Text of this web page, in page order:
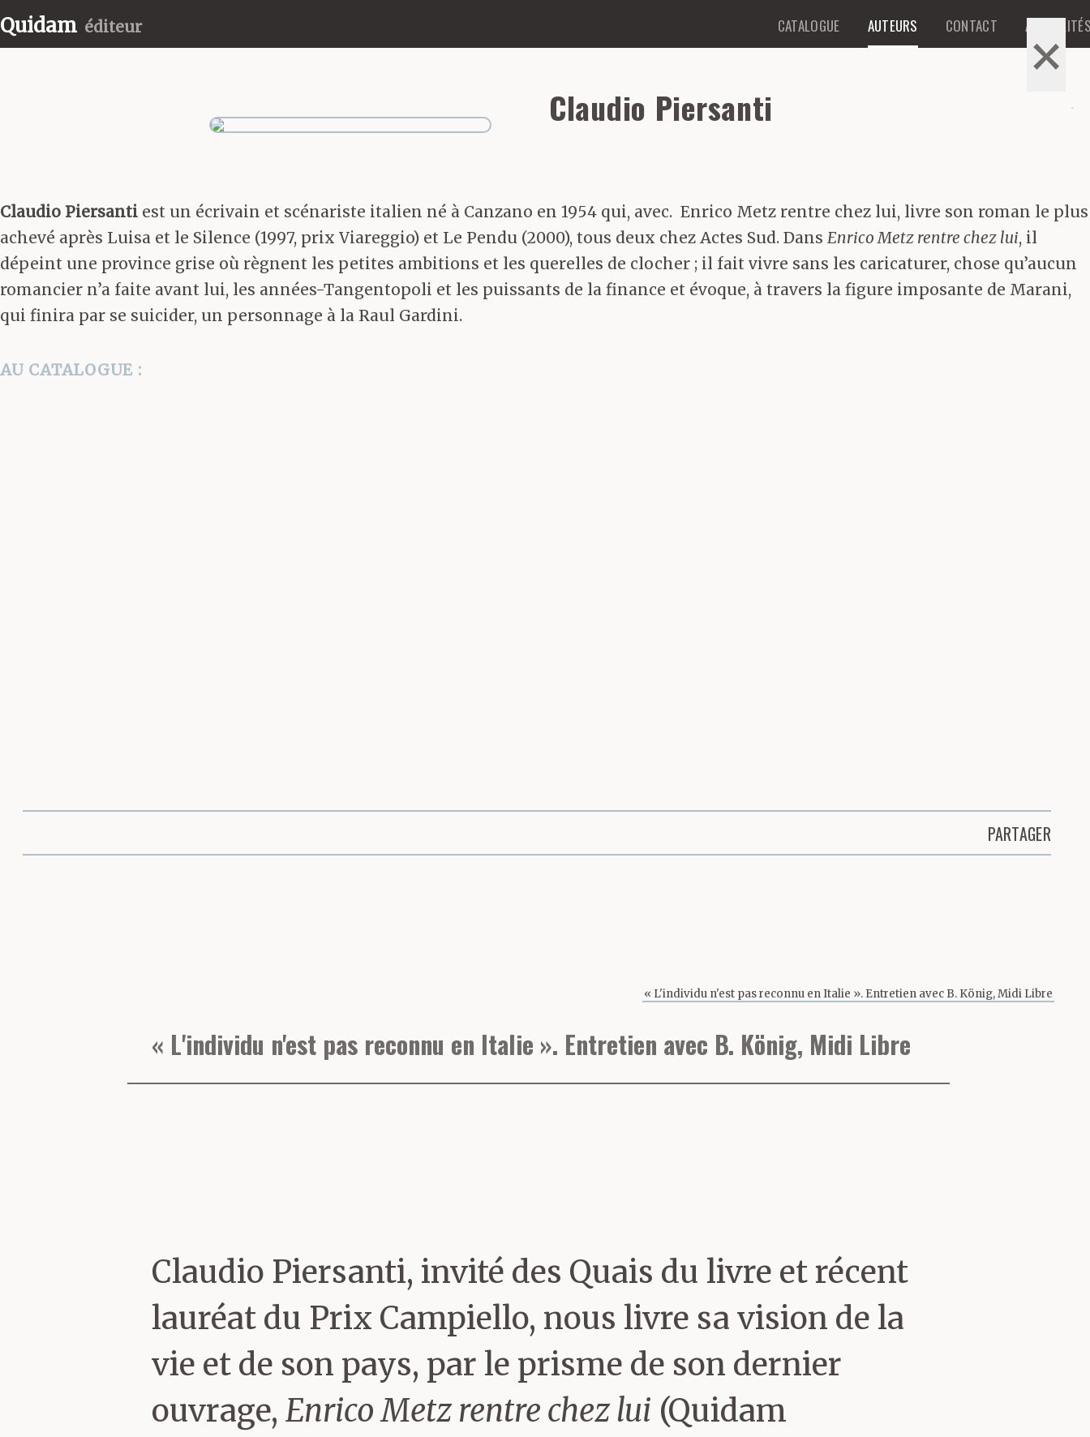
Quidam éditeur CATALOGUE AUTEURS CONTACT
Claudio Piersanti
Claudio Piersanti est un écrivain et scénariste italien né à Canzano en 1954 qui, avec. Enrico Metz rentre chez lui, livre son roman le plus
achevé après Luisa et le Silence (1997, prix Viareggio) et Le Pendu (2000), tous deux chez Actes Sud. Dans Enrico Metz rentre chez lui, il
dépeint une province grise où règnent les petites ambitions et les querelles de clocher ; il fait vivre sans les caricaturer, chose qu’aucun
romancier n’a faite avant lui, les années-Tangentopoli et les puissants de la finance et évoque, à travers la figure imposante de Marani,
qui finira par se suicider, un personnage à la Raul Gardini.
AU CATALOGUE :
PARTAGER
« L'individu n'est pas reconnu en Italie ». Entretien avec B. König, Midi Libre
×
« L'individu n'est pas reconnu en Italie ». Entretien avec B. König, Midi Libre
Claudio Piersanti, invité des Quais du livre et récent
lauréat du Prix Campiello, nous livre sa vision de la
vie et de son pays, par le prisme de son dernier
ouvrage, Enrico Metz rentre chez lui (Quidam
×